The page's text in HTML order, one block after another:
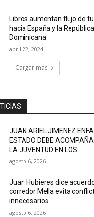
Libros aumentan flujo de
hacia España y la República
Dominicana
abril 22, 2024
Cargar más
JUAN ARIEL JIMENEZ
ESTADO DEBE
LA JUVENTUD EN LOS
agosto 6, 2026
Juan Hubieres dice
corredor Mella evita
innecesarios
agosto 6, 2026